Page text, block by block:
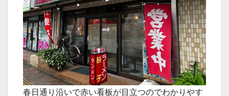
春日通り沿いで赤い看板が目立つのでわかりやす